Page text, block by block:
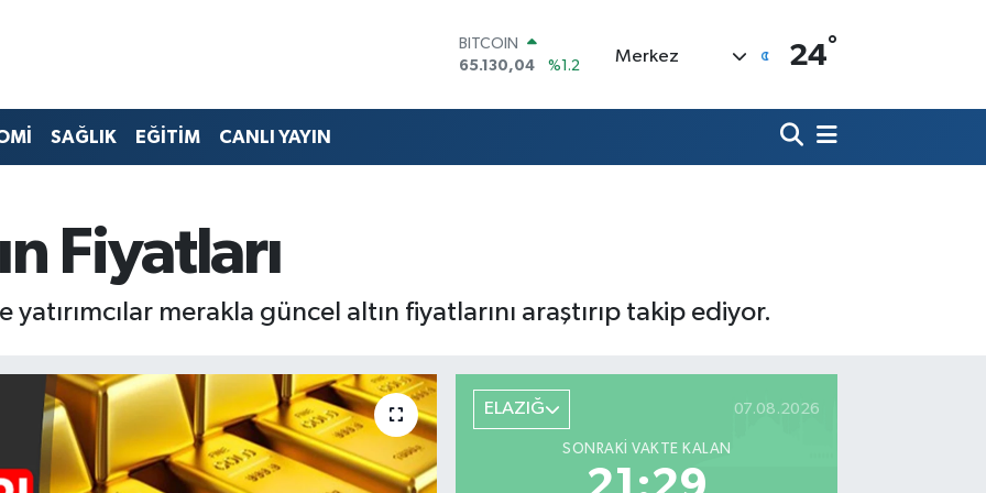
65.130,04
DOLAR
64,4046
%0.35
Merkez 24°
SAĞLIK EĞİTİM CANLI YAYIN
Fiyatları
yatırımcılar merakla güncel altın fiyatlarını araştırıp takip ediyor.
ELAZIĞ 07.08.2026
SONRAKI VAKTE KALAN